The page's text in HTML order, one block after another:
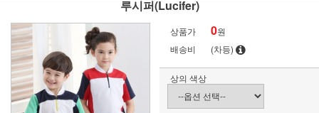
루시퍼(Lucifer)
상품가 0원
배송비
(차등)
상의 색상